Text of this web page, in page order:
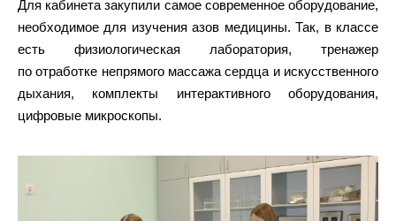
Для кабинета закупили самое современное оборудование,
необходимое для изучения азов медицины. Так, в классе
есть физиологическая лаборатория, тренажер
по отработке непрямого массажа сердца и искусственного
дыхания, комплекты интерактивного оборудования,
цифровые микроскопы.